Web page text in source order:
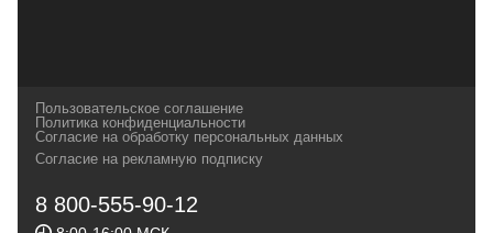
и взыскательных путешественников,
спортсменов и отдыхающих.
Геннадьевич
Пользовательское соглашение
Политика конфиденциальности
Согласие на обработку персональных данных
Согласие на рекламную подписку
8 800-555-90-12